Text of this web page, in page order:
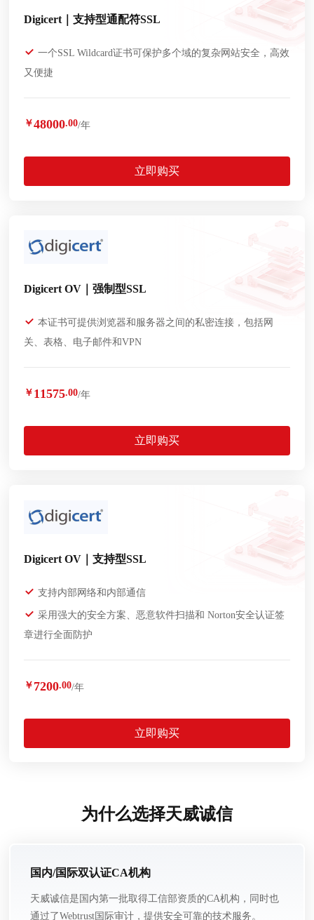
Digicert｜支持型通配符SSL
一个SSL Wildcard证书可保护多个域的复杂网站安全，高效
又便捷
￥48000.00/年
立即购买
Digicert OV｜强制型SSL
本证书可提供浏览器和服务器之间的私密连接，包括网
关、表格、电子邮件和VPN
￥ 11575.00/年
立即购买
Digicert OV｜支持型SSL
支持内部网络和内部通信
采用强大的安全方案、恶意软件扫描和 Norton安全认证签
章进行全面防护
￥ 7200.00/年
立即购买
为什么选择天威诚信
国内/国际双认证CA机构
天威诚信是国内第一批取得工信部资质的CA机构，同时也
通过了Webtrust国际审计，提供安全可靠的技术服务。